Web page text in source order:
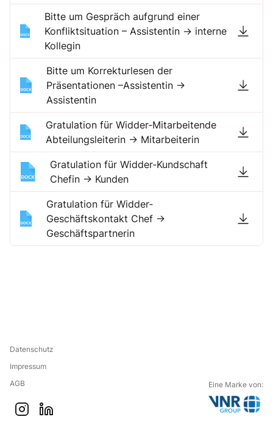
Bitte um Gespräch aufgrund einer
Konfliktsituation – Assistentin → interne
Kollegin
Bitte um Korrekturlesen der
Präsentationen –Assistentin →
Assistentin
Gratulation für Widder‐Mitarbeitende
Abteilungsleiterin → Mitarbeiterin
Gratulation für Widder‐Kundschaft
Chefin → Kunden
Gratulation für Widder‐
Geschäftskontakt Chef →
Geschäftspartnerin
Datenschutz
Impressum
AGB
Eine Marke von: